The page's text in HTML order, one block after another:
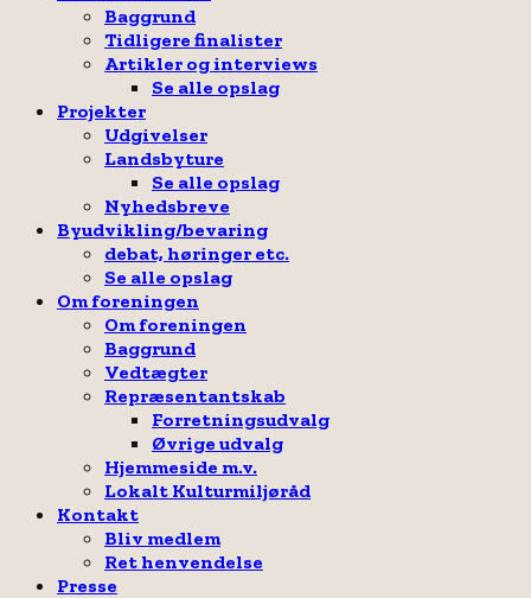
Baggrund
Tidligere finalister
Artikler og interviews
Se alle opslag
Projekter
Udgivelser
Landsbyture
Se alle opslag
Nyhedsbreve
Byudvikling/bevaring
debat, høringer etc.
Se alle opslag
Om foreningen
Om foreningen
Baggrund
Vedtægter
Repræsentantskab
Forretningsudvalg
Øvrige udvalg
Hjemmeside m.v.
Lokalt Kulturmiljøråd
Kontakt
Bliv medlem
Ret henvendelse
Presse